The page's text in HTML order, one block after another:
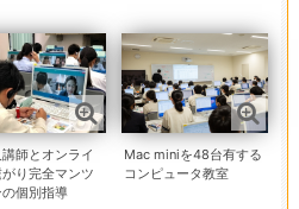
師とオンライ
り完全マンツ
個別指導
Mac miniを48台有する
コンピュータ教室